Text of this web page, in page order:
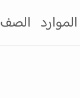
الموارد الصف